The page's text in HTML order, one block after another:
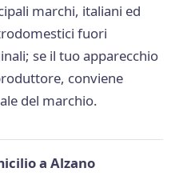
marchi, italiani ed
fuori
se il tuo apparecchio
conviene
del marchio.
a Alzano